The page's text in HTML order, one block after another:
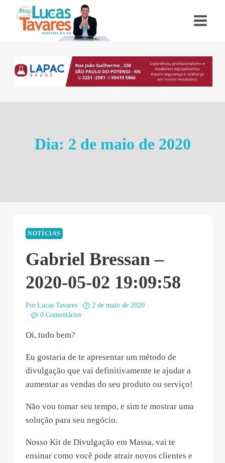
Dia: 2 de maio de 2020
NOTÍCIAS
Gabriel Bressan –
2020-05-02 19:09:58
Por Lucas Tavares
2 de maio de 2020
0 Comentários
Oi, tudo bem?
Eu gostaria de te apresentar um método de
divulgação que vai definitivamente te ajudar a
aumentar as vendas do seu produto ou serviço!
Não vou tomar seu tempo, e sim te mostrar uma
solução para seu negócio.
Nosso Kit de Divulgação em Massa, vai te
ensinar como você pode atrair novos clientes e